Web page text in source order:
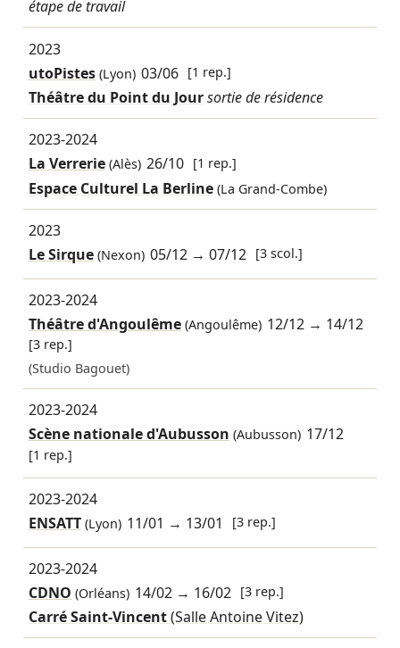
étape de travail
2023
utoPistes(Lyon) 03/06 [1 rep.]
Théâtre du Point du Joursortie de résidence
2023-2024
La Verrerie(Alès) 26/10 [1 rep.]
Espace Culturel La Berline (La Grand-Combe)
2023
Le Sirque(Nexon) 05/12 →07/12 [3 scol.]
2023-2024
Théâtre d'Angoulême(Angoulême) 12/12 → 14/12
[3 rep.]
(Studio Bagouet)
2023-2024
Scène nationale d'Aubusson (Aubusson) 17/12
[1 rep.]
2023-2024
ENSATT(Lyon) 11/01 → 13/01 [3 rep.]
2023-2024
CDNO (Orléans) 14/02 → 16/02 [3 rep.]
Carré Saint-Vincent(Salle Antoine Vitez)